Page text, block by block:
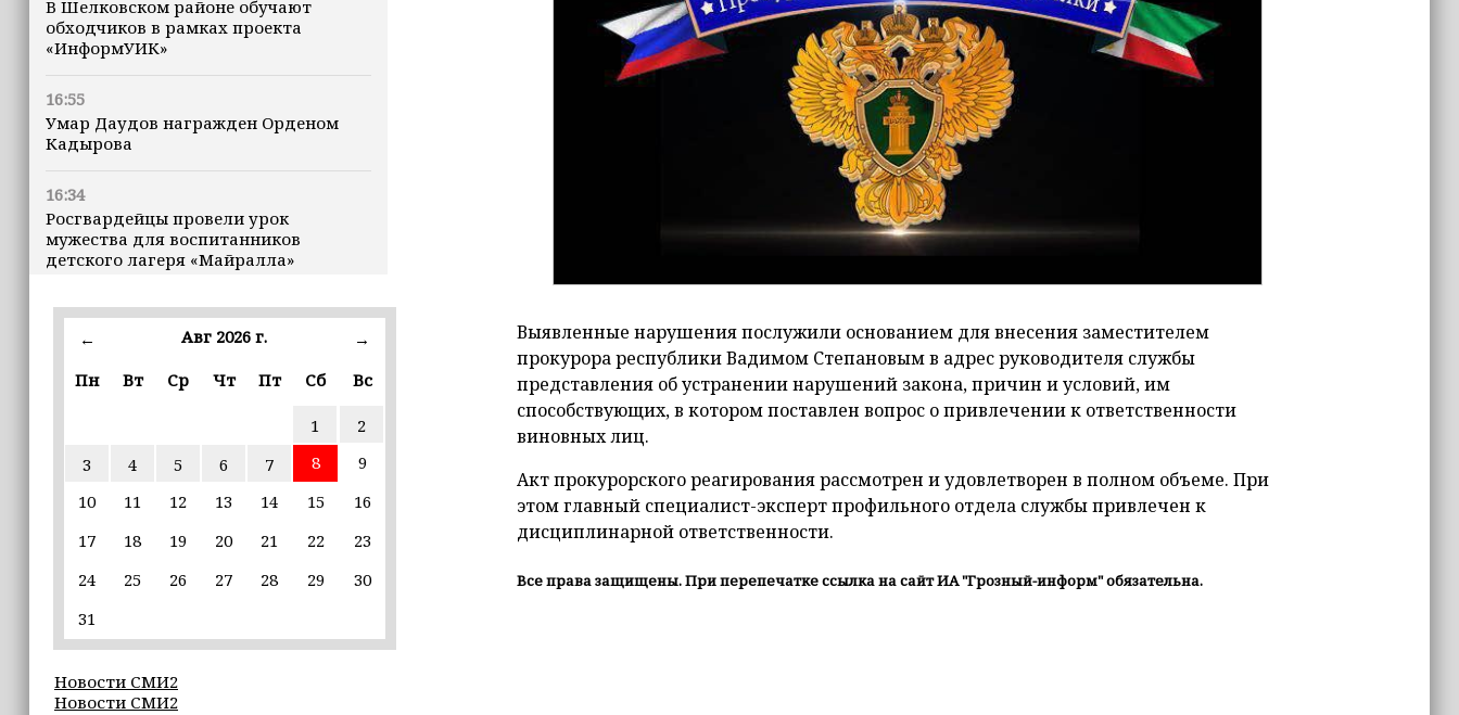
В Шелковском районе обучают
обходчиков в рамках проекта
«ИнформУИК»
16:55
Умар Даудов награжден Орденом
Кадырова
16:34
Росгвардейцы провели урок
мужества для воспитанников
детского лагеря «Майралла»
16:30
Дмитрий Чернышенко: Внутренний
въездной — на 20,1%
Из бюджета Чечни дополнительно
выделено 505 млн рублей
пострадавшим от паводков
15:35
— стать большой
Избирательные участки Шатоя
готовы к приёму голосов
← Авг 2026 г.
→
Пн
Вт Ср Чт Пт Сб Вс
1
2
3
4 5 6 7 8
9
10
11 12 13 14 15
16
17
18 19 20 21 22
23
24
25 26 27 28 29
30
31
Новости СМИ2
Новости СМИ2
Выявленные нарушения послужили основанием для внесения заместителем
прокурора республики Вадимом Степановым в адрес руководителя службы
представления об устранении нарушений закона, причин и условий, им
способствующих, в котором поставлен вопрос о привлечении к ответственности
виновных лиц.
Акт прокурорского реагирования рассмотрен и удовлетворен в полном объеме. При
этом главный специалист-эксперт профильного отдела службы привлечен к
дисциплинарной ответственности.
Все права защищены. При перепечатке ссылка на сайт ИА "Грозный-информ" обязательна.